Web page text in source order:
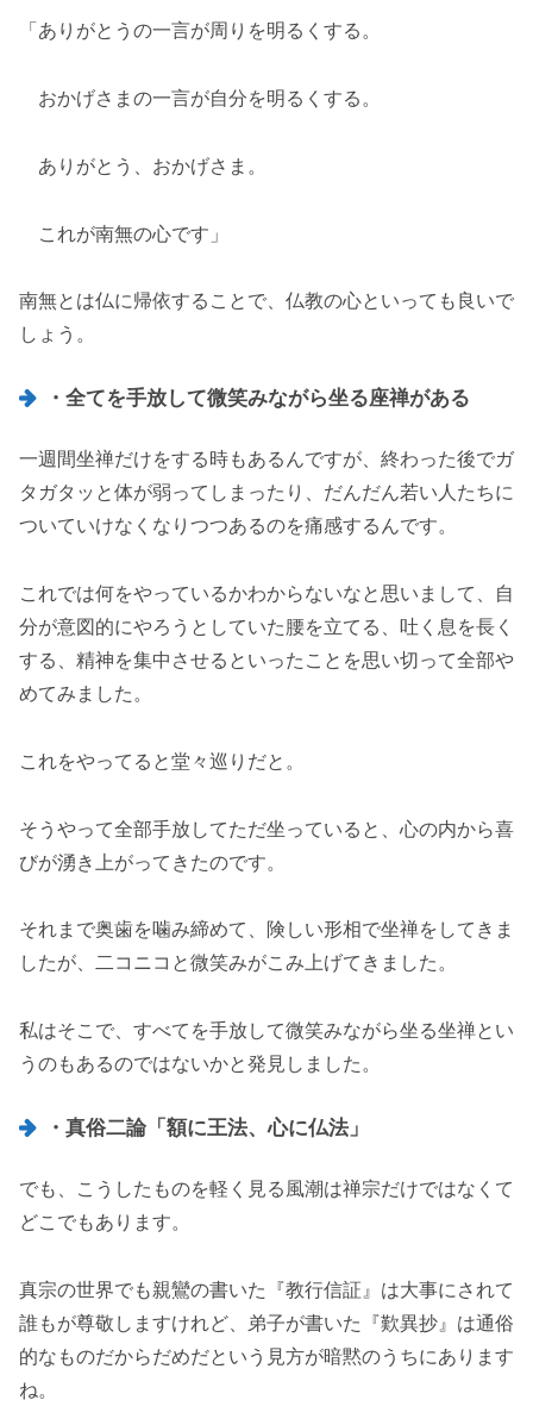
「ありがとうの一言が周りを明るくする。
おかげさまの一言が自分を明るくする。
ありがとう、おかげさま。
これが南無の心です」
南無とは仏に帰依することで、仏教の心といっても良いで
しょう。
・全てを手放して微笑みながら坐る座禅がある
一週間坐禅だけをする時もあるんですが、終わった後でガ
タガタッと体が弱ってしまったり、だんだん若い人たちに
ついていけなくなりつつあるのを痛感するんです。
これでは何をやっているかわからないなと思いまして、自
分が意図的にやろうとしていた腰を立てる、吐く息を長く
する、精神を集中させるといったことを思い切って全部や
めてみました。
これをやってると堂々巡りだと。
そうやって全部手放してただ坐っていると、心の内から喜
びが湧き上がってきたのです。
それまで奥歯を噛み締めて、険しい形相で坐禅をしてきま
したが、二コニコと微笑みがこみ上げてきました。
私はそこで、すべてを手放して微笑みながら坐る坐禅とい
うのもあるのではないかと発見しました。
・真俗二論「額に王法、心に仏法」
でも、こうしたものを軽く見る風潮は禅宗だけではなくて
どこでもあります。
真宗の世界でも親鸞の書いた『教行信証』は大事にされて
誰もが尊敬しますけれど、弟子が書いた『歎異抄』は通俗
的なものだからだめだという見方が暗黙のうちにあります
ね。